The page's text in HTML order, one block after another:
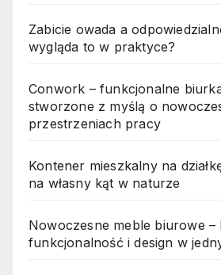
Zabicie owada a
wygląda to w praktyce?
Conwork – funkcjonalne
stworzone z myślą o
przestrzeniach pracy
Kontener mieszkalny na
na własny kąt w naturze
Nowoczesne meble biurowe
funkcjonalność i design w